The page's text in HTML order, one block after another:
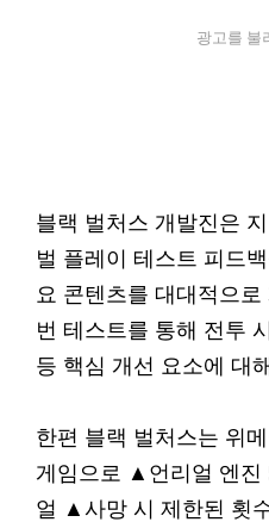
광고를 불
블랙 벌처스 개발진은
벌 플레이 테스트 피드
요 콘텐츠를 대대적으로
번 테스트를 통해 전투
등 핵심 개선 요소에 대
한편 블랙 벌처스는 위
게임으로 ▲언리얼 엔진
얼 ▲사망 시 제한된 횟